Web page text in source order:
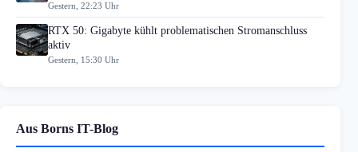
Gestern, 22:23 Uhr
RTX 50: Gigabyte kühlt problematischen Stromanschluss
aktiv
Gestern, 15:30 Uhr
Aus Borns IT-Blog